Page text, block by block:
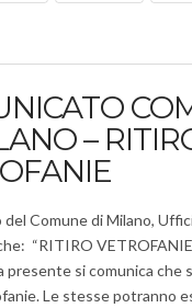
–
Comune di Milano,
“RITIRO
presente si comunica che
Le stesse potranno